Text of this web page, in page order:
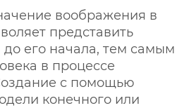
воображения в
представить
до его начала, тем самым
в процессе
с помощью
конечного или